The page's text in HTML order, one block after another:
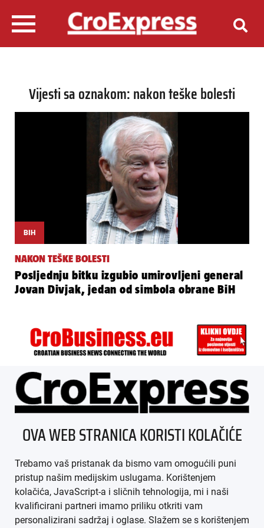
Vijesti sa oznakom: nakon teške bolesti
BIH
NAKON TEŠKE BOLESTI
Posljednju bitku izgubio umirovljeni general
Jovan Divjak, jedan od simbola obrane BiH
ÜBER UNS
IMPRESSUM
AGB
DATENSCHUTZ
OVA WEB STRANICA KORISTI KOLAČIĆE
Trebamo vaš pristanak da bismo vam omogućili puni
pristup našim medijskim uslugama. Korištenjem
kolačića, JavaScript-a i sličnih tehnologija, mi i naši
kvalificirani partneri imamo priliku otkriti vam
personalizirani sadržaj i oglase. Slažem se s korištenjem